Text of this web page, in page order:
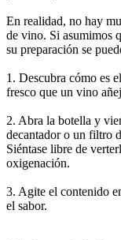
En realidad, no hay
de vino. Si asumimos
su preparación se
1. Descubra cómo es
fresco que un vino
2. Abra la botella y
decantador o un filtro
Siéntase libre de
oxigenación.
3. Agite el contenido
el sabor.